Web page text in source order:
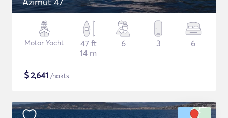
Motor Yacht
47 ft
14 m
6 3 6
$2,641 /nakts